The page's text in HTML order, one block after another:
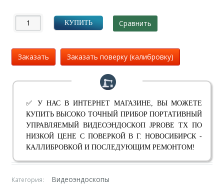
КУПИТЬ Сравнить
Заказать Заказать поверку (калибровку)
✅ У НАС В ИНТЕРНЕТ МАГАЗИНЕ, ВЫ МОЖЕТЕ
КУПИТЬ ВЫСОКО ТОЧНЫЙ ПРИБОР ПОРТАТИВНЫЙ
УПРАВЛЯЕМЫЙ ВИДЕОЭНДОСКОП JPROBE TX ПО
НИЗКОЙ ЦЕНЕ С ПОВЕРКОЙ В Г. НОВОСИБИРСК -
КАЛЛИБРОВКОЙ И ПОСЛЕДУЮЩИМ РЕМОНТОМ!
Категория: Видеоэндоскопы